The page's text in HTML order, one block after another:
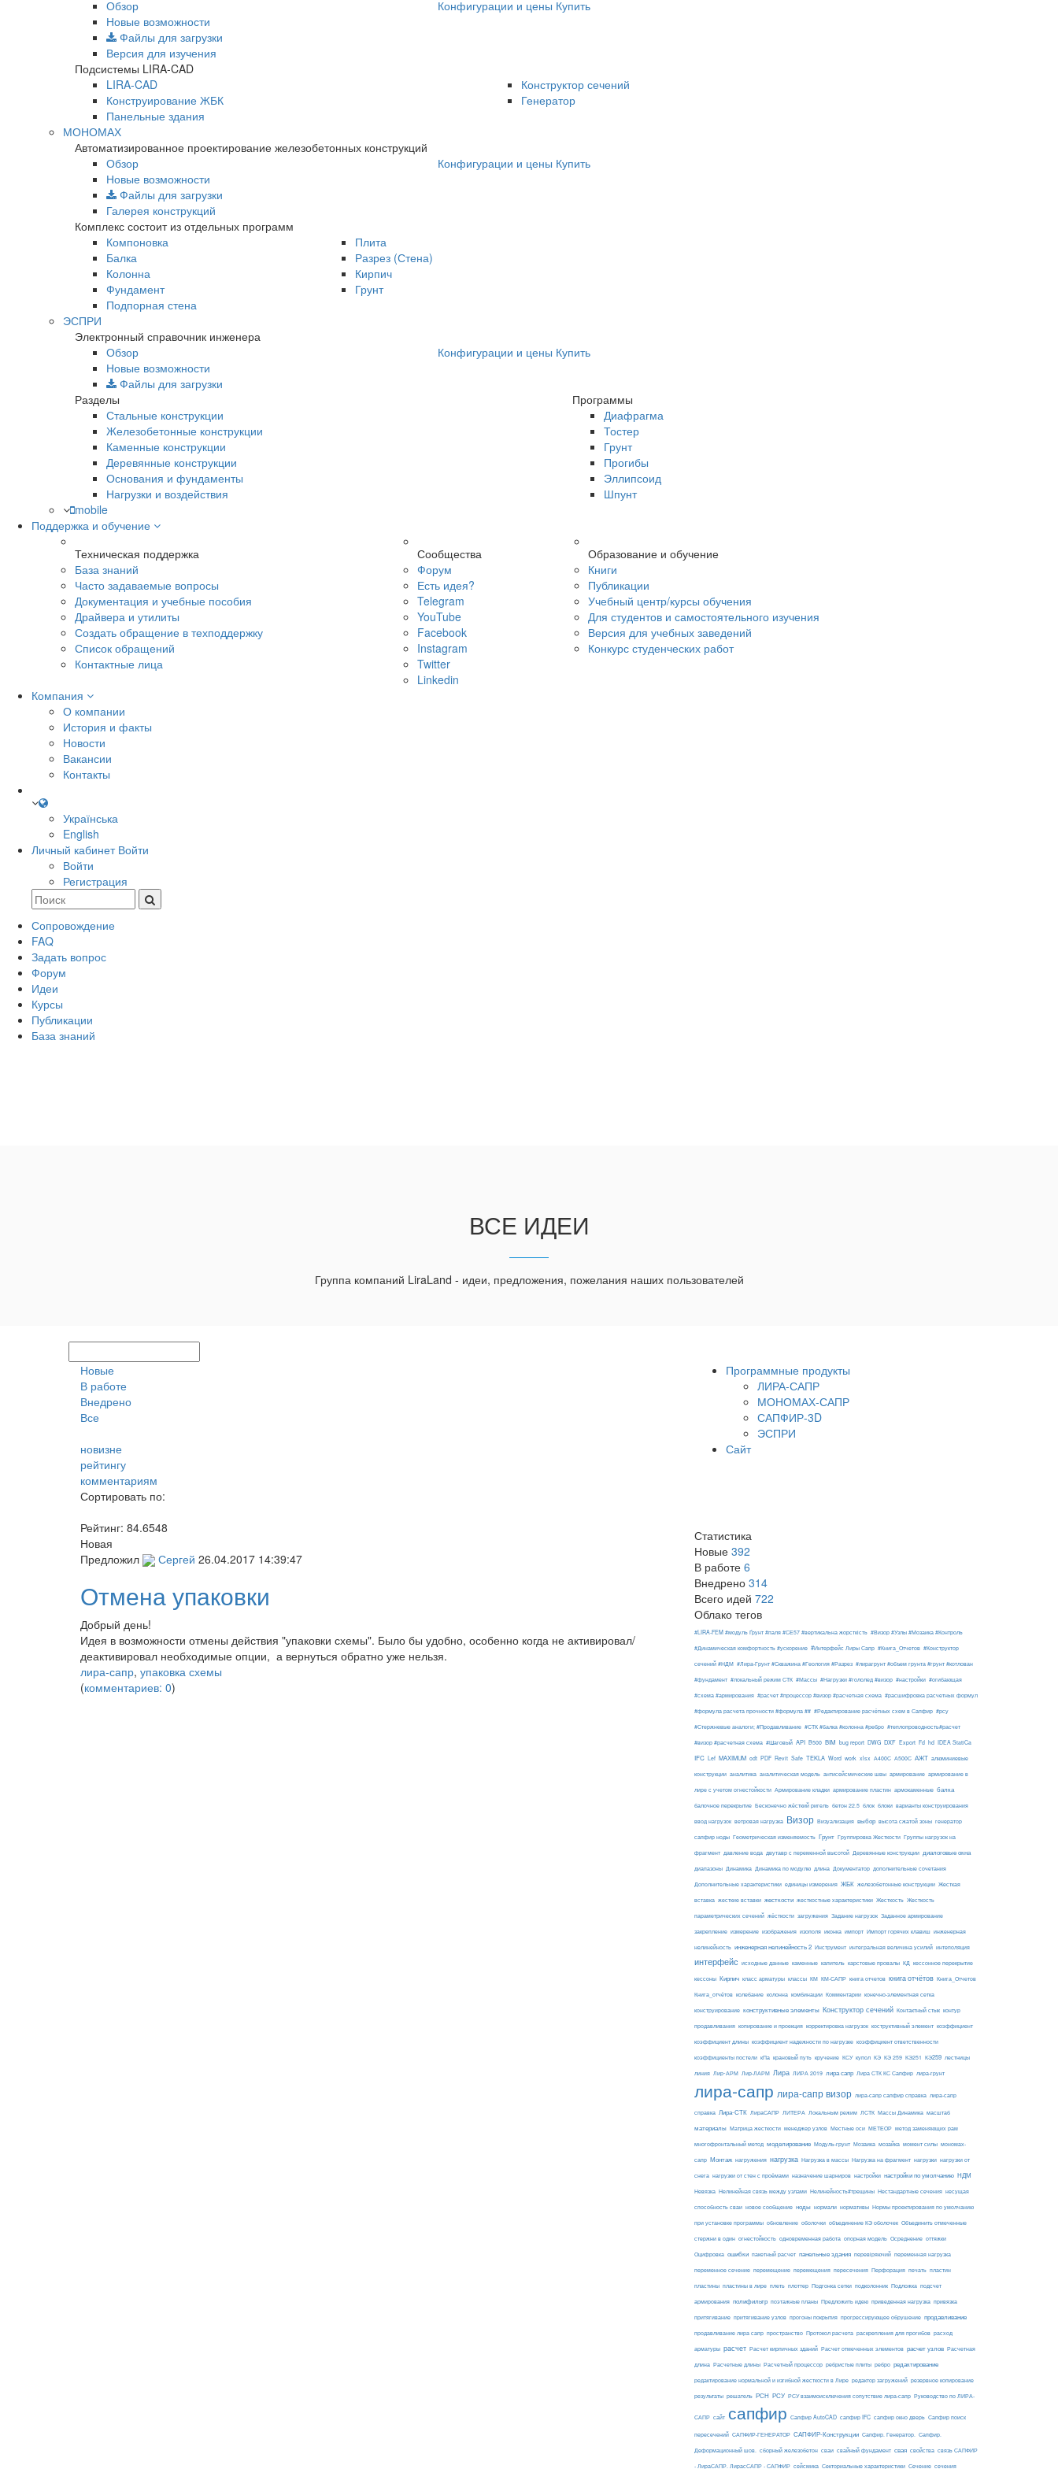
Обзор
Новые возможности
Файлы для загрузки
Версия для изучения
Конфигурации и цены Купить
Подсистемы LIRA-CAD
LIRA-CAD
Конструирование ЖБК
Панельные здания
Конструктор сечений
Генератор
МОНОМАХ
Автоматизированное проектирование железобетонных конструкций
Обзор
Новые возможности
Файлы для загрузки
Галерея конструкций
Конфигурации и цены Купить
Комплекс состоит из отдельных программ
Компоновка
Балка
Колонна
Фундамент
Подпорная стена
Плита
Разрез (Стена)
Кирпич
Грунт
ЭСПРИ
Электронный справочник инженера
Обзор
Новые возможности
Файлы для загрузки
Конфигурации и цены Купить
Разделы
Программы
Стальные конструкции
Железобетонные конструкции
Каменные конструкции
Деревянные конструкции
Основания и фундаменты
Нагрузки и воздействия
Диафрагма
Тостер
Грунт
Прогибы
Эллипсоид
Шпунт
mobile
Поддержка и обучение
Техническая поддержка
База знаний
Часто задаваемые вопросы
Документация и учебные пособия
Драйвера и утилиты
Создать обращение в техподдержку
Список обращений
Контактные лица
Сообщества
Форум
Есть идея?
Telegram
YouTube
Facebook
Instagram
Twitter
Linkedin
Образование и обучение
Книги
Публикации
Учебный центр/курсы обучения
Для студентов и самостоятельного изучения
Версия для учебных заведений
Конкурс студенческих работ
Компания
О компании
История и факты
Новости
Вакансии
Контакты
Українська
English
Личный кабинет Войти
Войти
Регистрация
Сопровождение
FAQ
Задать вопрос
Форум
Идеи
Курсы
Публикации
База знаний
ВСЕ ИДЕИ
Группа компаний LiraLand - идеи, предложения, пожелания наших пользователей
Новые
В работе
Внедрено
Все
новизне
рейтингу
комментариям
Сортировать по:
Рейтинг: 84.6548
Новая
Предложил
Сергей 26.04.2017 14:39:47
Отмена упаковки
Добрый день!
Идея в возможности отмены действия "упаковки схемы". Было бы удобно, особенно когда не активировал/
деактивировал необходимые опции, а вернуться обратно уже нельзя.
лира-сапр, упаковка схемы
(комментариев: 0)
Программные продукты
ЛИРА-САПР
МОНОМАХ-САПР
САПФИР-3D
ЭСПРИ
Сайт
Статистика
Новые 392
В работе 6
Внедрено 314
Всего идей 722
Облако тегов
#LIRA-FEM #модуль Ґрунт #паля #СЕ57 #вертикальна жорсткість #Визор #Узлы #Мозаика #Контроль
#Динамическая комфортность #ускорение #Интерфейс Лиры Сапр #Книга_Отчетов #Конструктор
сечений #НДМ #Лира-Грунт #Скважина #Геология #Разрез #лирагрунт #объем грунта #грунт #котлован
#фундамент #локальный режим СТК #Массы #Нагрузки #гололед #визор #настройки #огибающая
#схема #армирования #расчет #процессор #визор #расчетная схема #расшифровка расчетных формул
#формула расчета прочности #формула ## #Редактирование расчётных схем в Сапфир #рсу
#Стержневые аналоги; #Продавливание #СТК #балка #колонна #ребро #теплопроводность#расчет
#визор #расчетная схема #Шаговый API B500 BIM bug report DWG DXF Export Fd hd IDEA StatiCa
IFC Lef MAXIMUM odt PDF Revit Safe TEKLA Word work xlsx А400С А500С АЖТ алюминиевые
конструкции аналитика аналитическая модель антисейсмические швы армирование армирование в
лире с учетом огнестойкости Армирование кладки армирование пластин армокаменные балка
балочное перекрытие Бесконечно жёсткий ригель бетон 22.5 блок блоки варианты конструирования
ввод нагрузок ветровая нагрузка Визор Визуализация выбор высота сжатой зоны генератор
сапфир ноды Геометрическая изменяемость Грунт Группировка Жесткости Группы нагрузок на
фрагмент давление вода двутавр с переменной высотой Деревянные конструкции диалоговые окна
диапазоны Динамика Динамика по модулю длина Документатор дополнительные сочетания
Дополнительные характеристики единицы измерения ЖБК железобетонные конструкции Жесткая
вставка жесткие вставки жесткости жесткостные характеристики Жесткость Жесткость
параметрических сечений жёсткости загружения Задание нагрузок Заданное армирование
закрепление измерение изображения изополя иконка импорт Импорт горячих клавиш инженерная
нелинейность инженерная нелинейность 2 Инструмент интегральная величина усилий интеполяция
интерфейс исходные данные каменные капитель карстовые провалы КД кессонное перекрытие
кессоны Кирпич класс арматуры классы КМ КМ-САПР книга отчетов книга отчётов Книга_Отчетов
Книга_отчётов колебание колонна комбинации Комментарии конечно-элементная сетка
конструирование конструктивные элементы Конструктор сечений Контактный стык контур
продавливания копирование и проекция корректировка нагрузок коструктивный элемент коэффициент
коэффициент длины коэффициент надежности по нагрузке коэффициент ответственности
коэффициенты постели кПа крановый путь кручение КСУ купол КЭ КЭ 259 КЭ251 КЭ259 лестницы
линия Лир-АРМ Лир-ЛАРМ Лира ЛИРА 2019 лира сапр Лира СТК КС Сапфир лира-грунт
лира-сапр лира-сапр визор лира-сапр сапфир справка лира-сапр
справка Лира-СТК ЛираСАПР ЛИТЕРА Локальным режим ЛСТК Массы Динамика масштаб
материалы Матрица жесткости менеджер узлов Местные оси МЕТЕОР метод заменяющих рам
многофронтальный метод моделирование Модуль-грунт Мозаика мозайка момент силы мономах-
сапр Монтаж нагружения нагрузка Нагрузка в массы Нагрузка на фрагмент нагрузки нагрузки от
снега нагрузки от стен с проёмами назначение шарниров настройки настройки по умолчанию НДМ
Невязка Нелинейная связь между узлами Нелинейность#трещины Нестандартные сечения несущая
способность сваи новое сообщение ноды нормали нормативы Нормы проектирования по умолчанию
при установке программы обновление оболочки объединение КЭ оболочек Объединить отмеченные
стержни в один огнестойкость одновременная работа опорная модель Осреднение оттяжки
Оцифровка ошибки пакетный расчет панельные здания перевіряючий переменная нагрузка
переменное сечение перемещение перемещения пересечения Перфорация печать пластин
пластины пластины в лире плеть плоттер Подгонка сетки подколонник Подложка подсчет
армирования полифильтр поэтажные планы Предложить идею приведенная нагрузка привязка
притягивание притягивание узлов прогоны покрытия прогрессирующее обрушение продавливание
продавливание лира сапр пространство Протокол расчета раскрепления для прогибов расход
арматуры расчет Расчет кирпичных зданий Расчет отмеченных элементов расчет узлов Расчетная
длина Расчетные длины Расчетный процессор ребристые плиты ребро редактирование
редактирование нормальной и изгибной жесткости в Лире редактор загружений резервное копирование
результаты решатель РСН РСУ РСУ взаимоисключения сопутствие лира-сапр Руководство по ЛИРА-
САПР сайт сапфир Сапфир AutoCAD сапфир IFC сапфир окно дверь Сапфир поиск
пересечений САПФИР-ГЕНЕРАТОР САПФИР-Конструкции Сапфир. Генератор. Сапфир.
Деформационный шов. сборный железобетон сваи свайный фундамент свая свойства связь САПФИР
- ЛираСАПР. ЛирасСАПР - САПФИР сейсмика Секториальные характеристики Сечение сечения